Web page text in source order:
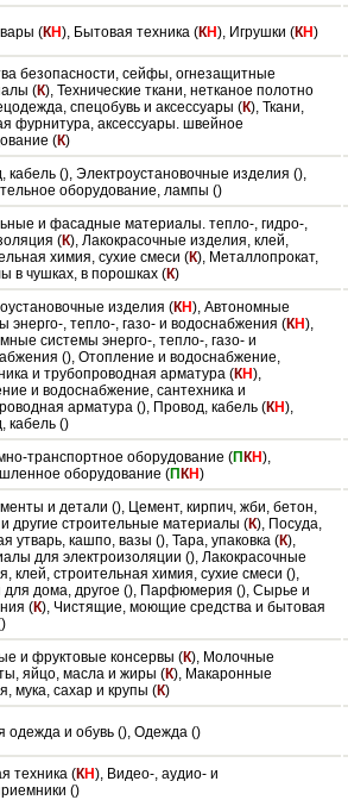
(КН), Бытовая техника (КН), Игрушки (КН)
безопасности, сейфы, огнезащитные
(К), Технические ткани, нетканое полотно
спецобувь и аксессуары (К), Ткани,
фурнитура, аксессуары. швейное
(К)
кабель (), Электроустановочные изделия (),
оборудование, лампы ()
и фасадные материалы. тепло-, гидро-,
(К), Лакокрасочные изделия, клей,
химия, сухие смеси (К), Металлопрокат,
в чушках, в порошках (К)
изделия (КН), Автономные
энерго-, тепло-, газо- и водоснабжения (КН),
системы энерго-, тепло-, газо- и
(), Отопление и водоснабжение,
и трубопроводная арматура (КН),
и водоснабжение, сантехника и
арматура (), Провод, кабель (КН),
кабель ()
транспортное оборудование (П КН),
оборудование (П КН)
и детали (), Цемент, кирпич, жби, бетон,
другие строительные материалы (К), Посуда,
утварь, кашпо, вазы (), Тара, упаковка (К),
для электроизоляции (), Лакокрасочные
клей, строительная химия, сухие смеси (),
для дома, другое (), Парфюмерия (), Сырье и
(К), Чистящие, моющие средства и бытовая
и фруктовые консервы (К), Молочные
яйцо, масла и жиры (К), Макаронные
мука, сахар и крупы (К)
одежда и обувь (), Одежда ()
техника (КН), Видео-, аудио- и
()